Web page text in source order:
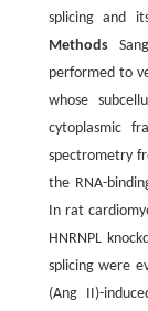
splicing and
Methods
performed to
whose
cytoplasmic
spectrometry
the RNA-
In rat
HNRNPL
splicing were
(Ang II)-